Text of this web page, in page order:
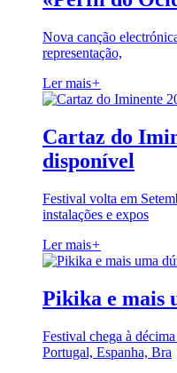
Nova canção
representação,
Ler mais+
Cartaz do
disponível
Festival volta em
instalações e expos
Ler mais+
Pikika e mais
Festival chega à
Portugal, Espanha, Bra